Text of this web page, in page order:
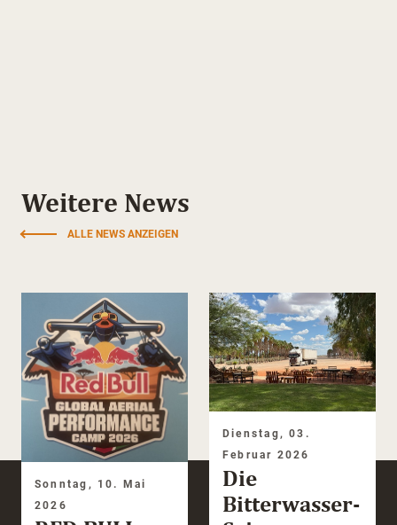
Weitere News
ALLE NEWS ANZEIGEN
Sonntag, 10. Mai
2026
Dienstag, 03.
Februar 2026
Die
Bitterwasser-